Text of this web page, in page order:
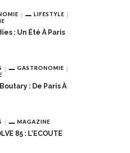
LIFESTYLE
: Un Été À Paris
GASTRONOMIE
: De Paris À
MAGAZINE
85 : L’ECOUTE